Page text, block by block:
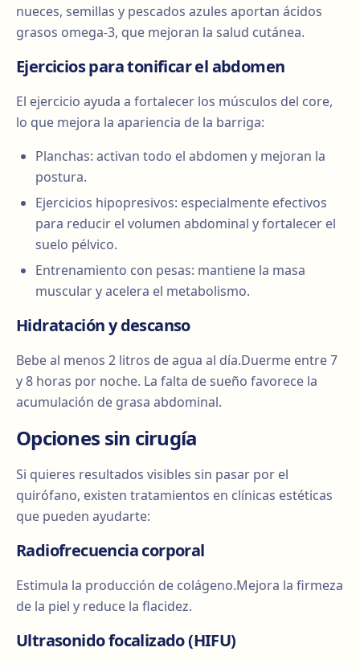
nueces, semillas y pescados azules aportan ácidos
grasos omega-3, que mejoran la salud cutánea.
Ejercicios para tonificar el abdomen
El ejercicio ayuda a fortalecer los músculos del core,
lo que mejora la apariencia de la barriga:
Planchas: activan todo el abdomen y mejoran la
postura.
Ejercicios hipopresivos: especialmente efectivos
para reducir el volumen abdominal y fortalecer el
suelo pélvico.
Entrenamiento con pesas: mantiene la masa
muscular y acelera el metabolismo.
Hidratación y descanso
Bebe al menos 2 litros de agua al día.Duerme entre 7
y 8 horas por noche. La falta de sueño favorece la
acumulación de grasa abdominal.
Opciones sin cirugía
Si quieres resultados visibles sin pasar por el
quirófano, existen tratamientos en clínicas estéticas
que pueden ayudarte:
Radiofrecuencia corporal
Estimula la producción de colágeno.Mejora la firmeza
de la piel y reduce la flacidez.
Ultrasonido focalizado (HIFU)